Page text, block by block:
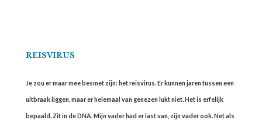
REISVIRUS
Je zou er maar mee besmet zijn: het reisvirus. Er kunnen jaren tussen een
uitbraak liggen, maar er helemaal van genezen lukt niet. Het is erfelijk
bepaald. Zit in de DNA. Mijn vader had er last van, zijn vader ook. Net als